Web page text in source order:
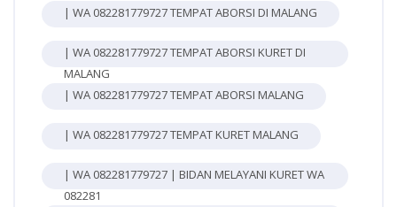
| WA 082281779727 TEMPAT ABORSI DI MALANG
| WA 082281779727 TEMPAT ABORSI KURET DI
MALANG
| WA 082281779727 TEMPAT ABORSI MALANG
| WA 082281779727 TEMPAT KURET MALANG
| WA 082281779727 | BIDAN MELAYANI KURET WA
082281